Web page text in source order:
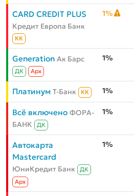
CARD CREDIT PLUS
Кредит Европа Банк
КК
1%
Generation Ак Барс
ДК Aрх
1%
Платинум Т-Банк КК 1%
Всё включено ФОРА-
БАНК
ДК
1%
Автокарта
Mastercard
ЮниКредит Банк
ДК
Aрх
1%